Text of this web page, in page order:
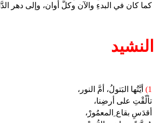
كما كان في البدءِ والآن وكلَّ أوان، وإلى دهر
النشيد
1)
أيَّتُها البَتولُ، أمَّ النور،
تألّقْتِ على أرضِنا،
أقدَسِ بقاع ِالمعمُورْ،